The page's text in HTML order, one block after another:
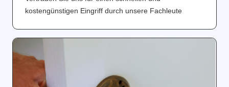
kostengünstigen Eingriff durch unsere Fachleute